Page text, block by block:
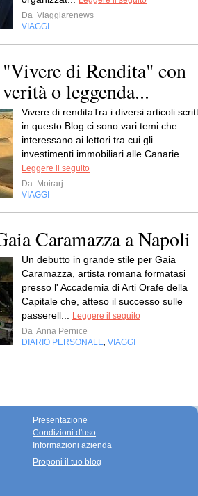
Da Viaggiarenews
VIAGGI
di Rendita" con
o leggenda...
Vivere di renditaTra i diversi articoli
in questo Blog ci sono vari temi che
interessano ai lettori tra cui gli
investimenti immobiliari alle Canarie.
Leggere il seguito
Da Moirarj
VIAGGI
Caramazza a Napoli
Un debutto in grande stile per Gaia
Caramazza, artista romana formatasi
presso l' Accademia di Arti Orafe della
Capitale che, atteso il successo sulle
passerell...
Leggere il seguito
Da Anna Pernice
DIARIO PERSONALE VIAGGI
Presentazione
Condizioni d'uso
Informazioni azienda
Proponi il tuo blog